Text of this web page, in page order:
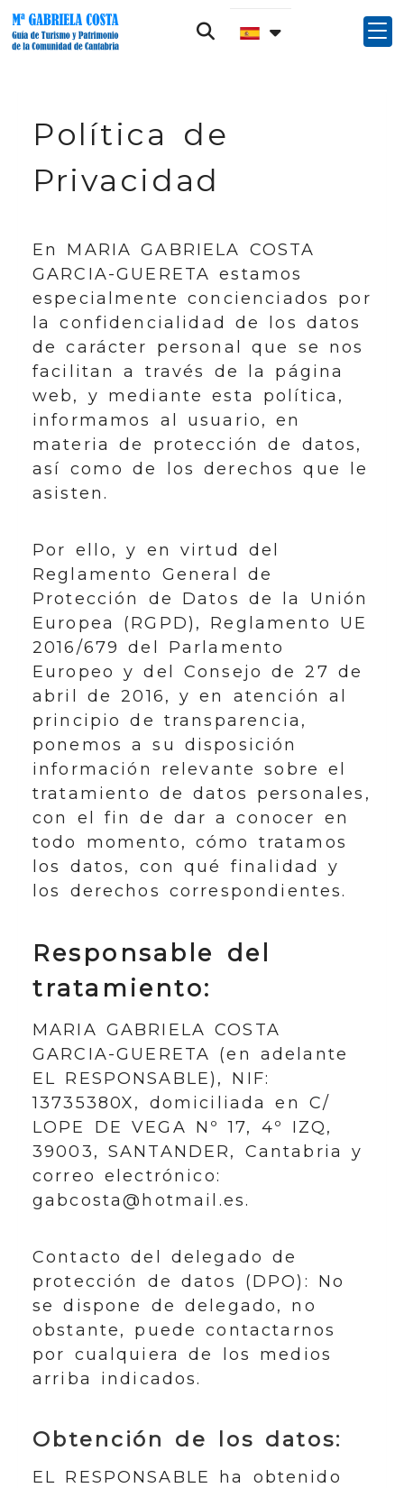
Política de
Privacidad
En MARIA GABRIELA COSTA
GARCIA-GUERETA estamos
especialmente concienciados por
la confidencialidad de los datos
de carácter personal que se nos
facilitan a través de la página
web, y mediante esta política,
informamos al usuario, en
materia de protección de datos,
así como de los derechos que le
asisten.
Por ello, y en virtud del
Reglamento General de
Protección de Datos de la Unión
Europea (RGPD), Reglamento UE
2016/679 del Parlamento
Europeo y del Consejo de 27 de
abril de 2016, y en atención al
principio de transparencia,
ponemos a su disposición
información relevante sobre el
tratamiento de datos personales,
con el fin de dar a conocer en
todo momento, cómo tratamos
los datos, con qué finalidad y
los derechos correspondientes.
Responsable del
tratamiento:
MARIA GABRIELA COSTA
GARCIA-GUERETA (en adelante
EL RESPONSABLE), NIF:
13735380X, domiciliada en C/
LOPE DE VEGA Nº 17, 4º IZQ,
39003,SANTANDER, Cantabria
y
correo electrónico:
gabcosta@hotmail.es.
Contacto del delegado de
protección de datos (DPO): No
se dispone de delegado, no
obstante, puede contactarnos
por cualquiera de los medios
arriba indicados.
Obtención de los datos:
EL RESPONSABLE ha obtenido